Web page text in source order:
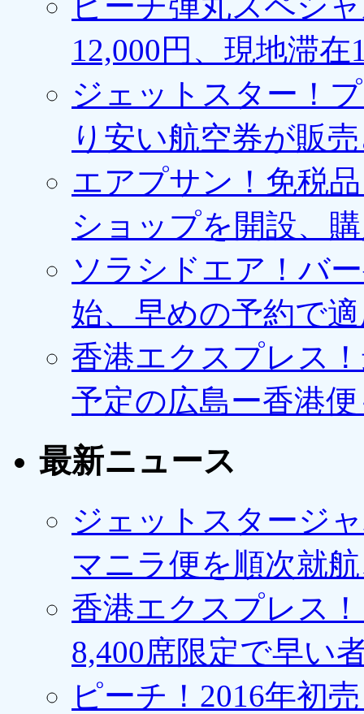
12,000円、現地滞
ジェットスター！
り安い航空券が販
エアプサン！免税
ショップを開設、
ソラシドエア！バ
始、早めの予約で
香港エクスプレス
予定の広島ー香港
最新ニュース
ジェットスタージ
マニラ便を順次就
香港エクスプレス
8,400席限定で早い
ピーチ！2016年初